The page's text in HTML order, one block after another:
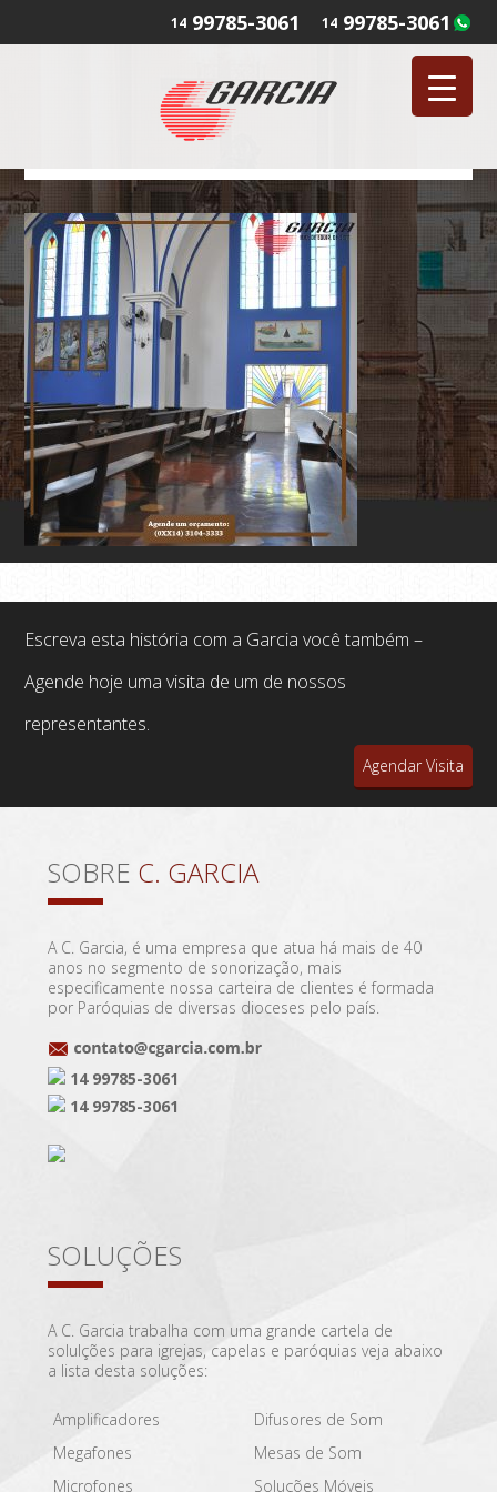
14 99785-3061
14 99785-3061
Escreva esta história com a Garcia você também –
Agende hoje uma visita de um de nossos
representantes.
Agendar Visita
SOBRE C. GARCIA
A C. Garcia, é uma empresa que atua há mais de 40
anos no segmento de sonorização, mais
especificamente nossa carteira de clientes é formada
por Paróquias de diversas dioceses pelo país.
14 99785-3061
14 99785-3061
SOLUÇÕES
A C. Garcia trabalha com uma grande cartela de
solulções para igrejas, capelas e paróquias veja abaixo
a lista desta soluções:
Amplificadores
Difusores de Som
Megafones
Mesas de Som
Microfones
Soluções Móveis